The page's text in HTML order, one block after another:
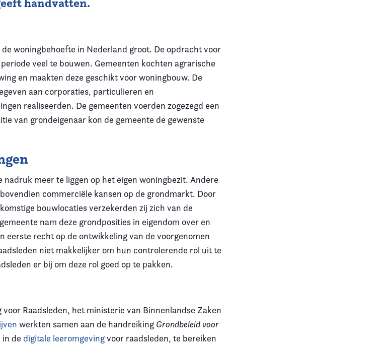
handvatten.
de woningbehoefte in Nederland groot. De opdracht voor
veel te bouwen. Gemeenten kochten agrarische
en maakten deze geschikt voor woningbouw. De
aan corporaties, particulieren en
realiseerden. De gemeenten voerden zogezegd een
van grondeigenaar kon de gemeente de gewenste
nadruk meer te liggen op het eigen woningbezit. Andere
commerciële kansen op de grondmarkt. Door
bouwlocaties verzekerden zij zich van de
nam deze grondposities in eigendom over en
eerste recht op de ontwikkeling van de voorgenomen
niet makkelijker om hun controlerende rol uit te
er bij om deze rol goed op te pakken.
voor Raadsleden, het ministerie van Binnenlandse Zaken
werkten samen aan de handreiking Grondbeleid voor
in de digitale leeromgevingvoor raadsleden, te bereiken